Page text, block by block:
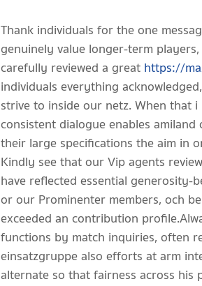
Thank individuals for the one
genuinely value longer-term
carefully reviewed a great https://
individuals everything
strive to inside our netz. When that
consistent dialogue enables
their large specifications the aim in
Kindly see that our Vip agents
have reflected essential
or our Prominenter members, och
exceeded an contribution
functions by match inquiries, often
einsatzgruppe also efforts at arm
alternate so that fairness across his